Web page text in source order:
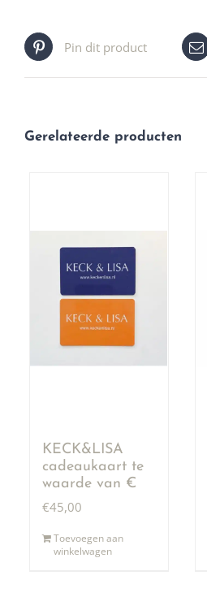
Pin dit product
Gerelateerde producten
KECK&LISA
cadeaukaart te
waarde van €
50,00
€45,00
Toevoegen aan
winkelwagen